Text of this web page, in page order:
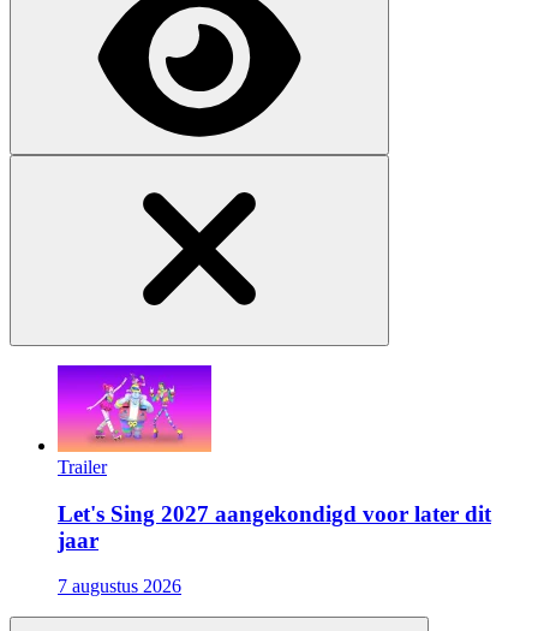
Trailer
Let's Sing 2027 aangekondigd voor later dit
jaar
7 augustus 2026